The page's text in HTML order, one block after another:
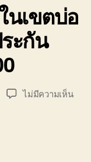
นเขตบ่อ
ะกัน
ไม่มีความเห็นบน